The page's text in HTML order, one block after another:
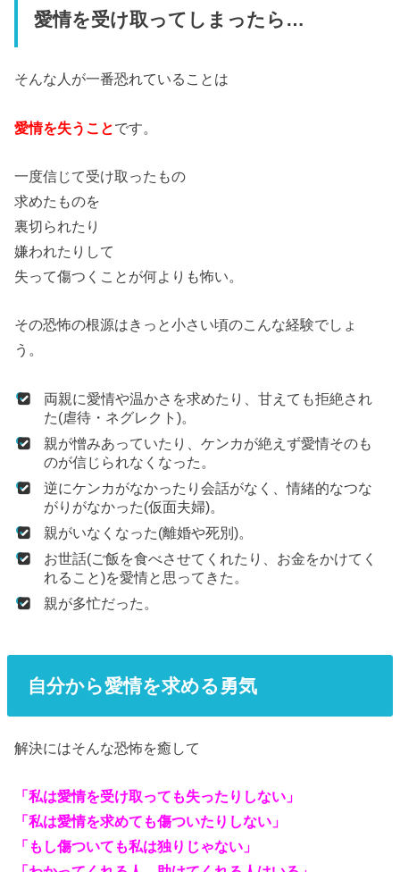
愛情を受け取ってしまったら…
そんな人が一番恐れていることは
愛情を失うことです。
一度信じて受け取ったもの
求めたものを
裏切られたり
嫌われたりして
失って傷つくことが何よりも怖い。
その恐怖の根源はきっと小さい頃のこんな経験でしょ
う。
両親に愛情や温かさを求めたり、甘えても拒絶され
た(虐待・ネグレクト)。
親が憎みあっていたり、ケンカが絶えず愛情そのも
のが信じられなくなった。
逆にケンカがなかったり会話がなく、情緒的なつな
がりがなかった(仮面夫婦)。
親がいなくなった(離婚や死別)。
お世話(ご飯を食べさせてくれたり、お金をかけてく
れること)を愛情と思ってきた。
親が多忙だった。
自分から愛情を求める勇気
解決にはそんな恐怖を癒して
「私は愛情を受け取っても失ったりしない」
「私は愛情を求めても傷ついたりしない」
「もし傷ついても私は独りじゃない」